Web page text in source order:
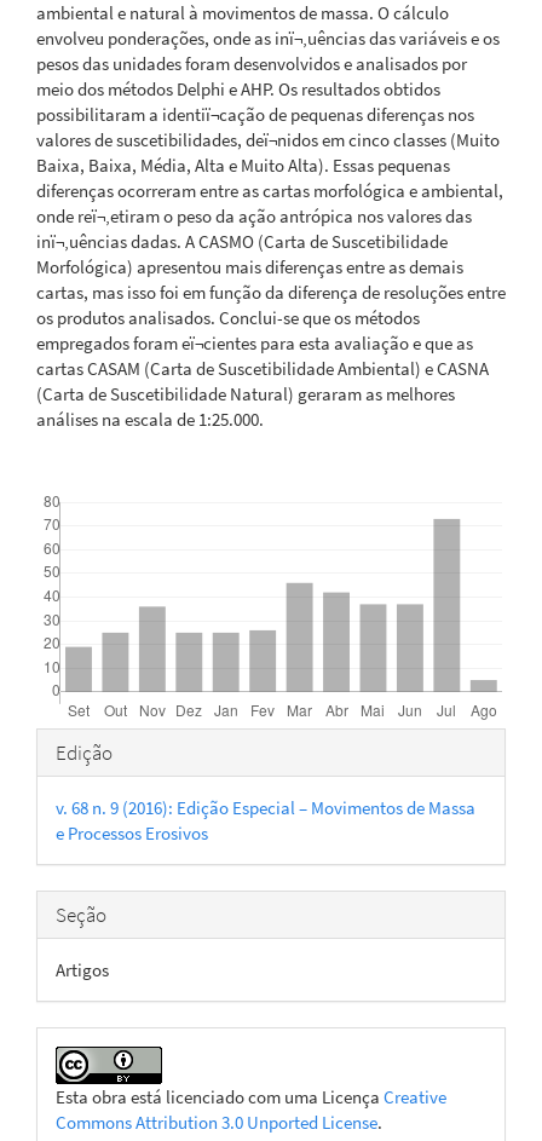
ambiental e natural à movimentos de massa. O cálculo
envolveu ponderações, onde as inï¬‚uências das variáveis e os
pesos das unidades foram desenvolvidos e analisados por
meio dos métodos Delphi e AHP. Os resultados obtidos
possibilitaram a identiï¬cação de pequenas diferenças nos
valores de suscetibilidades, deï¬nidos em cinco classes (Muito
Baixa, Baixa, Média, Alta e Muito Alta). Essas pequenas
diferenças ocorreram entre as cartas morfológica e ambiental,
onde reï¬‚etiram o peso da ação antrópica nos valores das
inï¬‚uências dadas. A CASMO (Carta de Suscetibilidade
Morfológica) apresentou mais diferenças entre as demais
cartas, mas isso foi em função da diferença de resoluções entre
os produtos analisados. Conclui-se que os métodos
empregados foram eï¬cientes para esta avaliação e que as
cartas CASAM (Carta de Suscetibilidade Ambiental) e CASNA
(Carta de Suscetibilidade Natural) geraram as melhores
análises na escala de 1:25.000.
Detalhes
do
artigo
Edição
v. 68 n. 9 (2016): Edição Especial – Movimentos de Massa
e Processos Erosivos
Seção
Artigos
Esta obra está licenciado com uma Licença Creative
Commons Attribution 3.0 Unported License.